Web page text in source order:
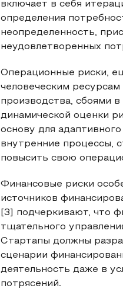
включает в себя
определения
неопределенность,
неудовлетворенных
Операционные риски,
человеческим
производства, сбоями
динамической оценки
основу для
внутренние процессы,
повысить свою
Финансовые риски
источников
[3] подчеркивают, что
тщательного
Стартапы должны
сценарии
деятельность даже в
потрясений.